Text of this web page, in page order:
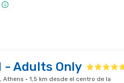
- Adults Only
Athens · 1,5 km desde el centro de la